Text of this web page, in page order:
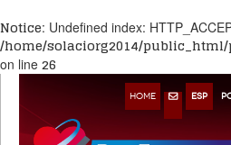
Notice: Undefined index:
/home/solaciorg2014/
on line 26
HOME ESP